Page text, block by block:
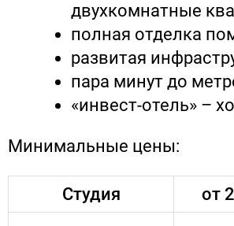
двухкомнатные
полная отделка
развитая
пара минут до
«инвест-отель» –
Минимальные цены:
Студия от